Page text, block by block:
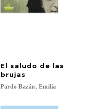
El saludo de las
brujas
Pardo Bazán, Emilia